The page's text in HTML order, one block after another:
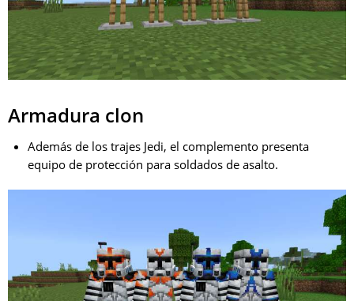
Armadura clon
Además de los trajes Jedi, el complemento presenta
equipo de protección para soldados de asalto.